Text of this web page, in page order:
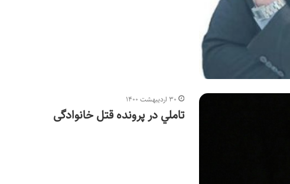
۳۰ اردیبهشت ۱۴۰۰
تاملي در پرونده قتل خانوادگی